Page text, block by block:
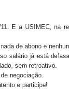
E a USIMEC, na
de abono e
salário já está
sem retroativo.
negociação.
e participe!